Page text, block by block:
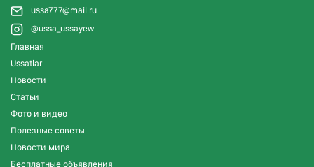
ussa777@mail.ru
@ussa_ussayew
Главная
Ussatlar
Новости
Статьи
Фото и видео
Полезные советы
Новости мира
Бесплатные объявления